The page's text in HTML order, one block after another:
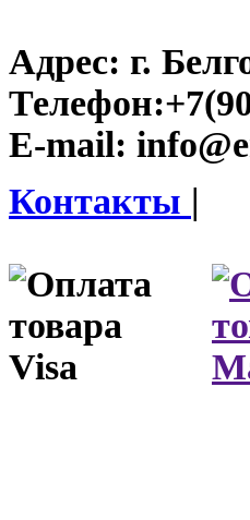
Адрес: г.
Телефон:
E-mail:
Контакты |